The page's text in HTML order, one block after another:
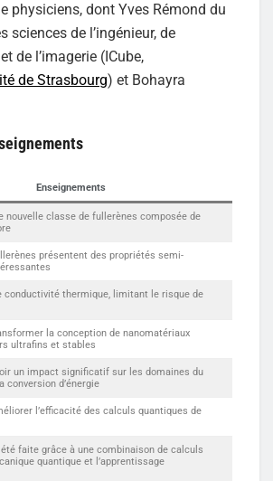
physiciens, dont Yves Rémond du
sciences de l’ingénieur, de
de l’imagerie (ICube,
de Strasbourg) et Bohayra
Enseignements
nouvelle classe de fullerènes composée de
présentent des propriétés semi-
conductivité thermique, limitant le risque de
la conception de nanomatériaux
ultrafins et stables
un impact significatif sur les domaines du
conversion d’énergie
l’efficacité des calculs quantiques de
été faite grâce à une combinaison de calculs
quantique et l’apprentissage